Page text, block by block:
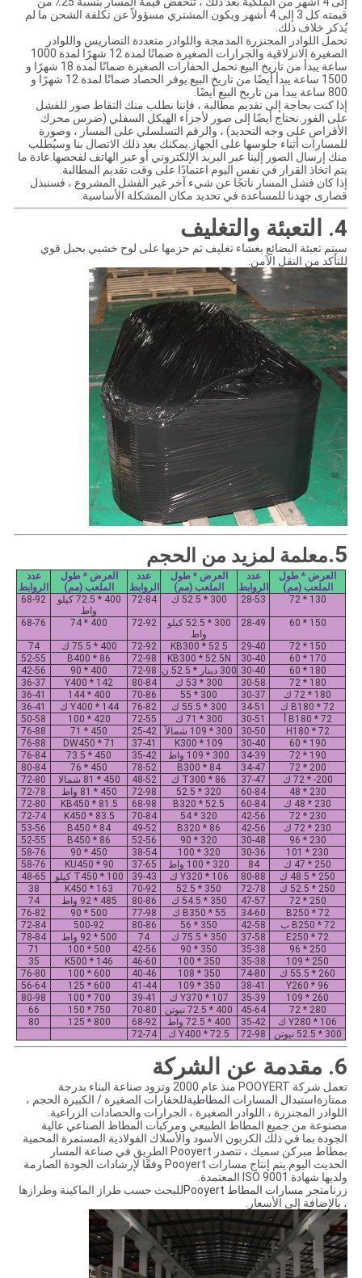
قيمته كل 3 إلى 4 أشهر ويكون المشتري مسؤولاً عن تكلفة الشحن ما لم
يُذكر خلاف ذلك.
تحمل اللوادر المجنزرة المدمجة واللوادر متعددة التضاريس واللوادر
الصغيرة الانزلاقية والجرارات الصغيرة ضمانًا لمدة 12 شهرًا لمدة 1000
ساعة يبدأ من تاريخ البيع.تحمل الحفارات الصغيرة ضمانًا لمدة 18 شهرًا و
1500 ساعة يبدأ أيضًا من تاريخ البيع.يوفر الحصاد ضمانًا لمدة 12 شهرًا و
800 ساعة يبدأ من تاريخ البيع أيضًا.
إذا كنت بحاجة إلى تقديم مطالبة ، فإننا نطلب منك التقاط صور للفشل
على الفور.نحتاج أيضًا إلى صور لأجزاء الهيكل السفلي (ضرس محرك
الأقراص على وجه التحديد) ، والرقم التسلسلي على المسار ، وصورة
للمسارات أثناء جلوسها على الجهاز.يمكنك بعد ذلك الاتصال بنا وسيُطلب
منك إرسال الصور إلينا عبر البريد الإلكتروني أو عبر الهاتف لفحصها.عادة ما
يتم اتخاذ القرار في نفس اليوم اعتمادًا على وقت تقديم المطالبة.
إذا كان فشل المسار ناتجًا عن شيء آخر غير الفشل المشروع ، فسنبذل
قصارى جهدنا للمساعدة في تحديد مكان المشكلة الأساسية.
4. التعبئة والتغليف
سيتم تعبئة البضائع بغشاء تغليف ثم حزمها على لوح خشبي بحبل قوي
للتأكد من النقل الآمن.
5. معلمة لمزيد من الحجم
العرض * طول
الملعب (مم)
عدد
الروابط
العرض * طول
الملعب (مم)
عدد
الروابط
العرض * طول
الملعب (مم)
عدد
الروابط
130 * 72
28-53 300 * 52.5 ك 72-84
400 * 72.5 كيلو
واط
68-92
150 * 60
28-49
300 * 52.5 كيلو
واط
72-92
400 * 74
68-76
150 * 72
29-40
KB300 * 52.5
72-92 400 * 75.5 ك
74
170 * 60
30-40
KB300 * 52.5N
72-98
B400 * 86
52-55
180 * 60
30-40 300 دينار * 52.5 ن 72-98
400 * 90
42-56
180 * 72
30-58 300 * 53 ك 80-84
Y400 * 142
36-37
180 * 72 ك
30-37
300 * 55
70-86
400 * 144
36-41
B180 * 72 ك
34-51 300 * 55.5 ك 76-82 Y400 * 144 ك
36-41
B180 * 72 أ
30-51 300 * 71 ك 72-55
420 * 100
50-58
H180 * 72
30-50 300 * 109 شمالاً 25-42
450 * 71
76-88
190 * 60
30-40
K300 * 109
37-41
DW450 * 71
76-88
190 * 72
34-39 300 * 109 واط 35-42
450 * 73.5
76-84
200 * 72
34-47
B300 * 84
78-52
450 * 76
80-84
200- * 72 ك
37-47 T300 * 86 ك 48-52 450 * 81 شمالا
72-80
230 * 48
60-84
320 * 52.5
72-98 450 * 81 واط
72-78
230 * 48 ك
60-84
B320 * 52.5
68-98
KB450 * 81.5
72-80
230 * 72
42-56
320 * 54
70-84
K450 * 83.5
72-74
230 * 72 ك
42-56
B320 * 86
49-52
B450 * 84
53-56
230 * 96
30-48
320 * 90
52-56
B450 * 86
52-55
230 * 101
30-36
320 * 100
38-54
450 * 90
58-76
250 * 47 ك
84 320 * 100 واط 37-65
KU450 * 90
58-76
250 * 48.5 ك
80-88 Y320 * 106 ك 39-43 T450 * 100 كيلو
48-65
250 * 52.5 ك
72-78
350 * 52.5
70-92
K450 * 163
38
250 * 72
47-57 350 * 54.5 ك 80-86 485 * 92 واط
74
B250 * 72
34-60 B350 * 55 ك 77-98
500 * 90
76-82
B250 * 72 ب
42-58
350 * 56
80-86
500-92
72-84
E250 * 72
37-58 350 * 75.5 ك 74 500 * 92 واط
78-84
250 * 96
35-38
350 * 90
42-56
500 * 100
71
250 * 109
35-38
350 * 100
46-60
K500 * 146
35
260 * 55.5 ك
74-80
350 * 108
40-46
600 * 100
76-80
Y260 * 96
38-41
350 * 109
41-44
600 * 125
56-64
260 * 109
35-39 Y370 * 107 ك 39-41
700 * 100
80-98
280 * 72
45-64 400 * 72.5 نيوتن 70-80
750 * 150
66
Y280 * 106 ك
35-42 400 * 72.5 واط 68-92
800 * 125
80
300 * 52.5 نيوتن
72-98 Y400 * 72.5 ك 72-74
6. مقدمة عن الشركة
تعمل شركة POOYERT منذ عام 2000 وتزود صناعة البناء بدرجة
ممتازةاستبدال المسارات المطاطيةللحفارات الصغيرة / الكبيرة الحجم ،
اللوادر المجنزرة ، اللوادر الصغيرة ، الجرارات والحصادات الزراعية.
مصنوعة من جميع المطاط الطبيعي ومركبات المطاط الصناعي عالية
الجودة بما في ذلك الكربون الأسود والأسلاك الفولاذية المستمرة المحمية
بمطاط مبركن سميك ، تتصدر Pooyert الطريق في صناعة المسار
الحديث اليوم.يتم إنتاج مسارات Pooyert وفقًا لإرشادات الجودة الصارمة
ولديها شهادة ISO 9001 المعتمدة.
زرنامتجر مسارات المطاط Pooyert
للبحث حسب طراز الماكينة وطرازها
، بالإضافة إلى الأسعار.